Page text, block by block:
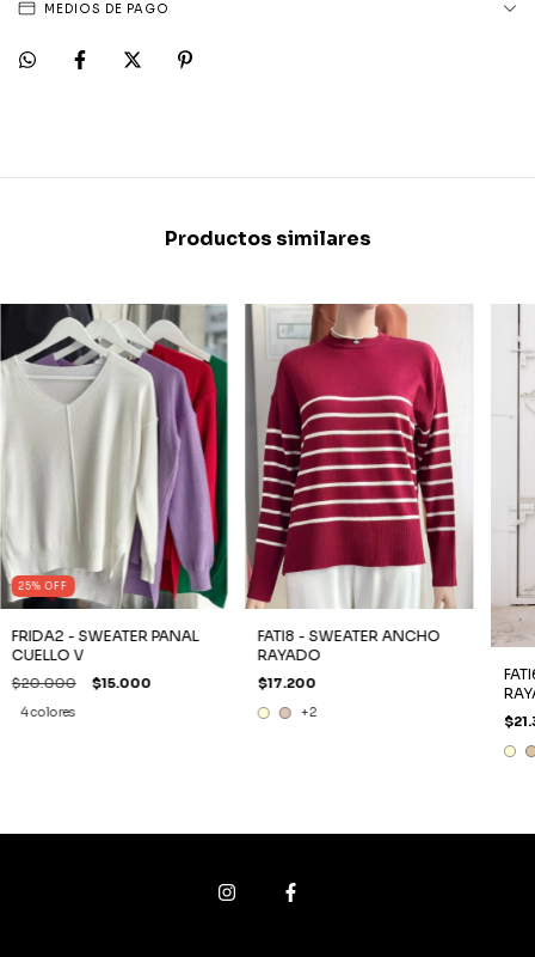
MEDIOS DE PAGO
Productos similares
25%OFF
FRIDA2 - SWEATER PANAL
CUELLO V
$20.000 $15.000
4 colores
FATI8 - SWEATER ANCHO
RAYADO
$17.200
+2